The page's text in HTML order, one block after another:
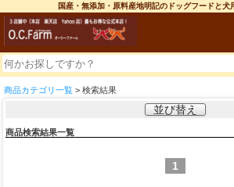
国産・無添加・原料産地明記のドッグフードと犬
商品カテゴリ一覧 > 検索結果
並び替え
商品検索結果一覧
1